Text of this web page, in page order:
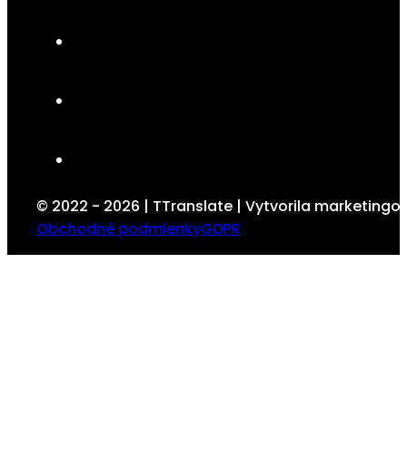
© 2022 - 2026 | TTranslate | Vytvorila
Obchodné podmienkyGDPR